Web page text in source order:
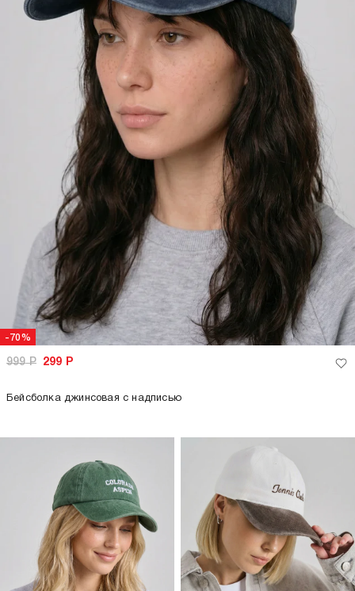
-70%
999Р 299 Р
Бейсболка джинсовая с надписью